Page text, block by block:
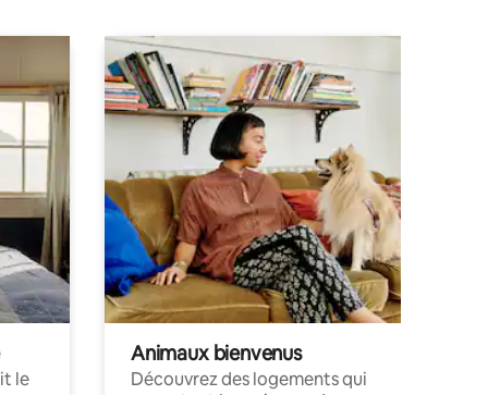
le
Animaux bienvenus
Découvrez des logements qui